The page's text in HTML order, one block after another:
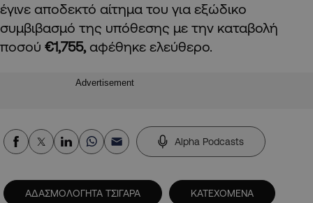
έγινε αποδεκτό αίτημα του για εξώδικο
συμβιβασμό της υπόθεσης με την καταβολή
ποσού €1,755, αφέθηκε ελεύθερο.
Advertisement
Alpha Podcasts
ΑΔΑΣΜΟΛΟΓΗΤΑ ΤΣΙΓΑΡΑ ΚΑΤΕΧΟΜΕΝΑ